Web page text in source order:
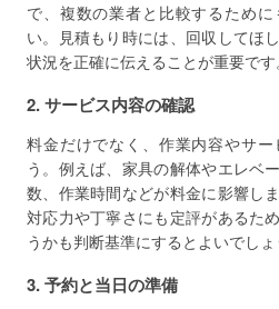
で、複数の業者と比較するため
い。見積もり時には、回収してほ
状況を正確に伝えることが重要です
2. サービス内容の確認
料金だけでなく、作業内容やサ
う。例えば、家具の解体やエレベ
数、作業時間などが料金に影響し
対応力や丁寧さにも定評があるた
うかも判断基準にするとよいでしょ
3. 予約と当日の準備